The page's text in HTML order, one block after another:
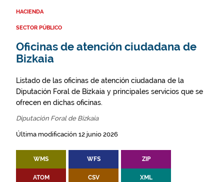
HACIENDA
SECTOR PÚBLICO
Oficinas de atención ciudadana de
Bizkaia
Listado de las oficinas de atención ciudadana de la
Diputación Foral de Bizkaia y principales servicios que se
ofrecen en dichas oficinas.
Diputación Foral de Bizkaia
Última modificación 12 junio 2026
WMS WFS ZIP
ATOM CSV XML